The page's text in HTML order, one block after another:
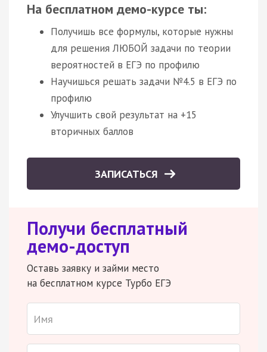
На бесплатном демо-курсе ты:
Получишь все формулы, которые нужны
для решения ЛЮБОЙ задачи по теории
вероятностей в ЕГЭ по профилю
Научишься решать задачи №4.5 в ЕГЭ по
профилю
Улучшить свой результат на +15
вторичных баллов
ЗАПИСАТЬСЯ
Получи бесплатный
демо-доступ
Оставь заявку и займи место
на бесплатном курсе Турбо ЕГЭ